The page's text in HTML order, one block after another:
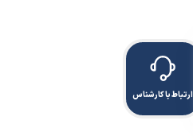
ارتباط با کارشناس